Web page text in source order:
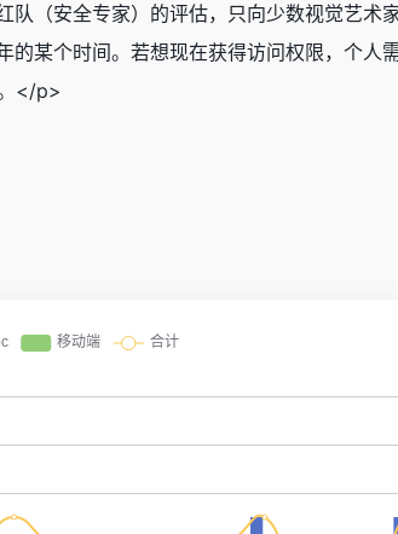
（安全专家）的评估，只向少数视觉艺术
某个时间。若想现在获得访问权限，个人
</p>